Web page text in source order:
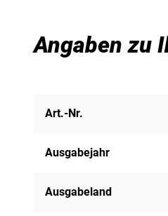
Angaben zu
Art.-Nr.
Ausgabejahr
Ausgabeland